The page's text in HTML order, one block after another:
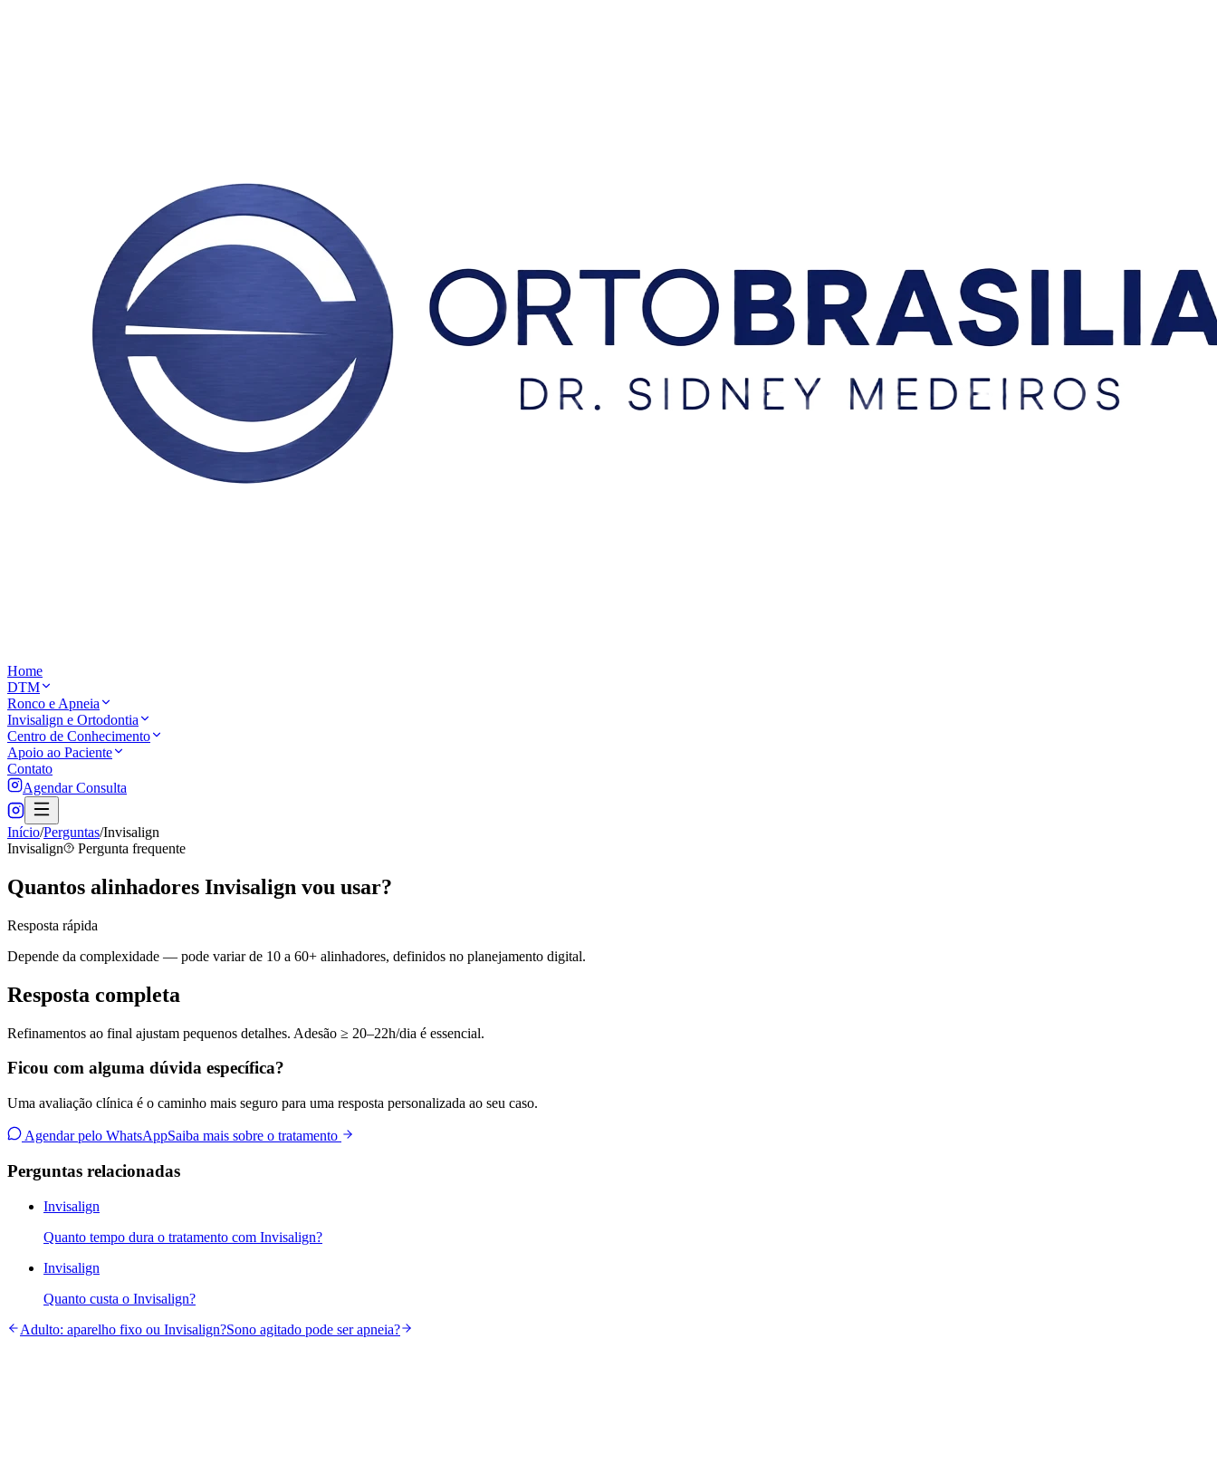
Home
DTM
Ronco e Apneia
Invisalign e Ortodontia
Centro de Conhecimento
Apoio ao Paciente
Contato
Agendar Consulta
Início/Perguntas/Invisalign
Invisalign
Pergunta frequente
Quantos alinhadores Invisalign vou usar?
Resposta rápida
Depende da complexidade — pode variar de 10 a 60+ alinhadores, definidos no planejamento digital.
Resposta completa
Refinamentos ao final ajustam pequenos detalhes. Adesão ≥ 20–22h/dia é essencial.
Ficou com alguma dúvida específica?
Uma avaliação clínica é o caminho mais seguro para uma resposta personalizada ao seu caso.
Agendar pelo WhatsAppSaiba mais sobre o tratamento
Perguntas relacionadas
Invisalign
Quanto tempo dura o tratamento com Invisalign?
Invisalign
Quanto custa o Invisalign?
Adulto: aparelho fixo ou Invisalign?Sono agitado pode ser apneia?